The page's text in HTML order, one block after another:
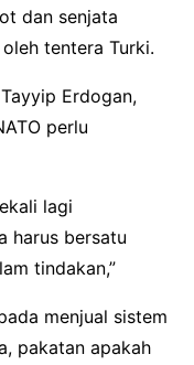
dan senjata
tentera Turki.
Erdogan,
perlu
lagi
harus bersatu
tindakan,”
menjual sistem
pakatan apakah